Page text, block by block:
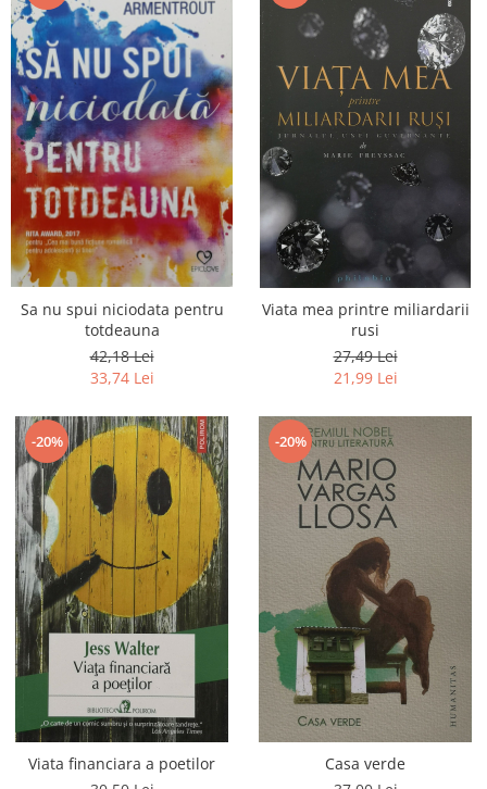
Sa nu spui niciodata pentru
totdeauna
42,18 Lei
33,74 Lei
Viata mea printre miliardarii
rusi
27,49 Lei
21,99 Lei
-20%
Viata financiara a poetilor
-20%
Casa verde